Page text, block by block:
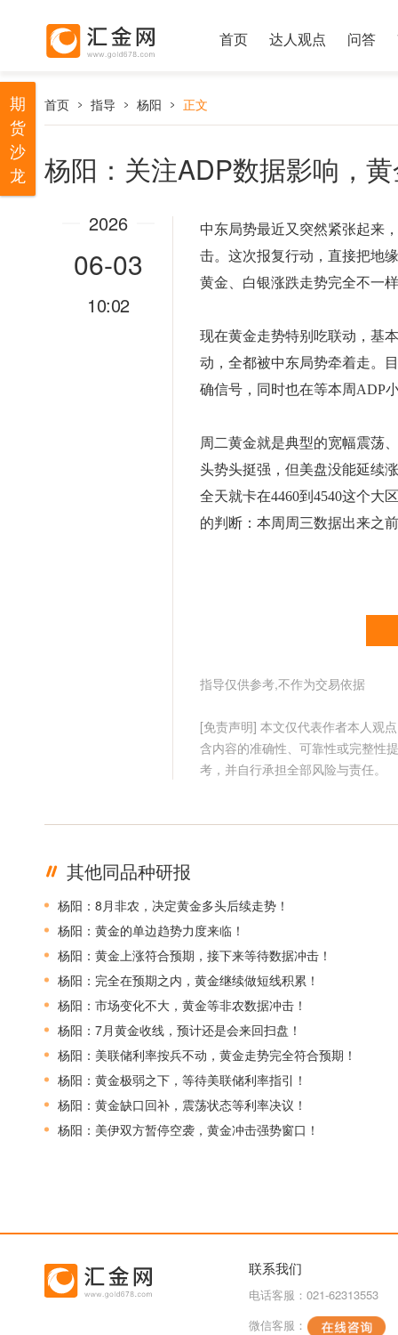
首页 达人观点 问答
首页 指导 杨阳 正文
杨阳：关注ADP数据影响，
2026
06-03
10:02
中东局势最近又突然紧张起来
击。这次报复行动，直接把地
黄金、白银涨跌走势完全不一
现在黄金走势特别吃联动，基
动，全都被中东局势牵着走。
确信号，同时也在等本周ADP
周二黄金就是典型的宽幅震荡
头势头挺强，但美盘没能延续
全天就卡在4460到4540这个大
的判断：本周周三数据出来之
指导仅供参考,不作为交易依据
[免责声明] 本文仅代表作者本人观
含内容的准确性、可靠性或完整性
考，并自行承担全部风险与责任。
其他同品种研报
杨阳：8月非农，决定黄金多头后续走势！
杨阳：黄金的单边趋势力度来临！
杨阳：黄金上涨符合预期，接下来等待数据冲击！
杨阳：完全在预期之内，黄金继续做短线积累！
杨阳：市场变化不大，黄金等非农数据冲击！
杨阳：7月黄金收线，预计还是会来回扫盘！
杨阳：美联储利率按兵不动，黄金走势完全符合预期！
杨阳：黄金极弱之下，等待美联储利率指引！
杨阳：黄金缺口回补，震荡状态等利率决议！
杨阳：美伊双方暂停空袭，黄金冲击强势窗口！
联系我们
电话客服：021-62313553
微信客服：
期
货
沙
龙